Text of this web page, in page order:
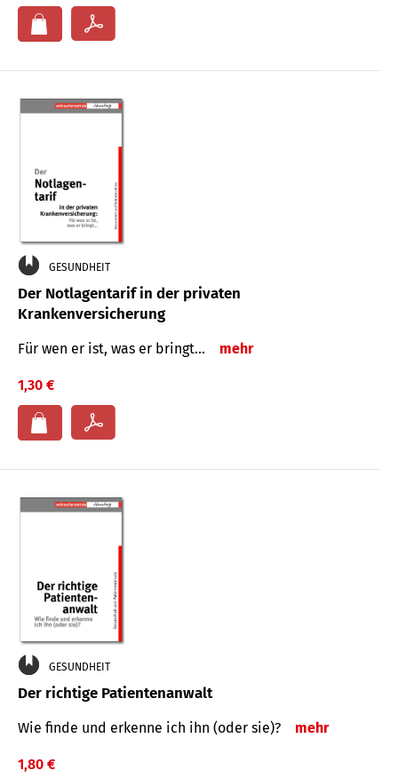
GESUNDHEIT
Der Notlagentarif in der privaten
Krankenversicherung
Für wen er ist, was er bringt… mehr
1,30 €
GESUNDHEIT
Der richtige Patientenanwalt
Wie finde und erkenne ich ihn (oder sie)? mehr
1,80 €